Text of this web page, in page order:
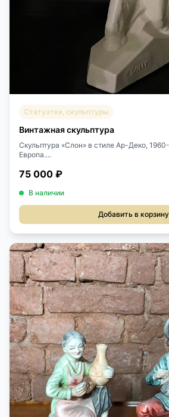
Статуэтки, скульптуры
Винтажная скульптура
Скульптура «Слон» в стиле Ар-Деко,
Европа....
75 000 ₽
В наличии
Добавить в корзину